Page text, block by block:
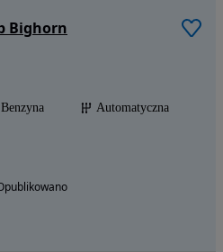
Bighorn
Benzyna
Automatyczna